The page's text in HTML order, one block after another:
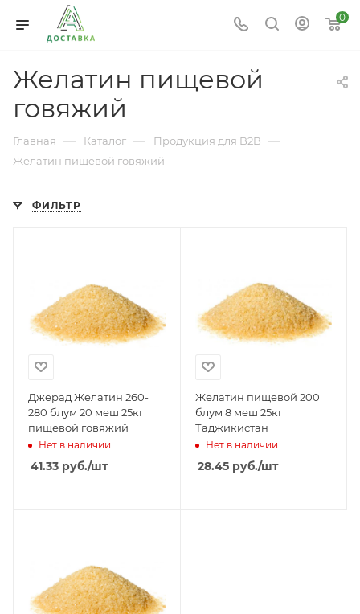
0
Желатин пищевой
говяжий
Главная — Каталог — Продукция для B2B —
Желатин пищевой говяжий
ФИЛЬТР
Джерад Желатин 260-
280 блум 20 меш 25кг
пищевой говяжий
Нет в наличии
41.33 руб./шт
Желатин пищевой 200
блум 8 меш 25кг
Таджикистан
Нет в наличии
28.45руб./шт